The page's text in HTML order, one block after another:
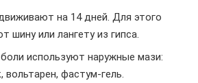
на 14 дней. Для этого
шину или лангету из гипса.
используют наружные мази:
вольтарен, фастум-гель.